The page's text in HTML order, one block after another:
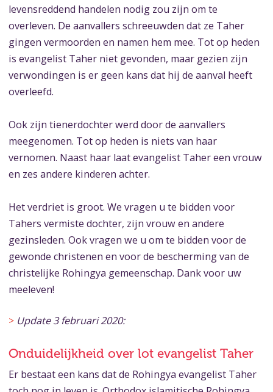
levensreddend handelen nodig zou zijn om te
overleven. De aanvallers schreeuwden dat ze Taher
gingen vermoorden en namen hem mee. Tot op heden
is evangelist Taher niet gevonden, maar gezien zijn
verwondingen is er geen kans dat hij de aanval heeft
overleefd.
Ook zijn tienerdochter werd door de aanvallers
meegenomen. Tot op heden is niets van haar
vernomen. Naast haar laat evangelist Taher een vrouw
en zes andere kinderen achter.
Het verdriet is groot. We vragen u te bidden voor
Tahers vermiste dochter, zijn vrouw en andere
gezinsleden. Ook vragen we u om te bidden voor de
gewonde christenen en voor de bescherming van de
christelijke Rohingya gemeenschap. Dank voor uw
meeleven!
> Update 3 februari 2020:
Onduidelijkheid over lot evangelist Taher
Er bestaat een kans dat de Rohingya evangelist Taher